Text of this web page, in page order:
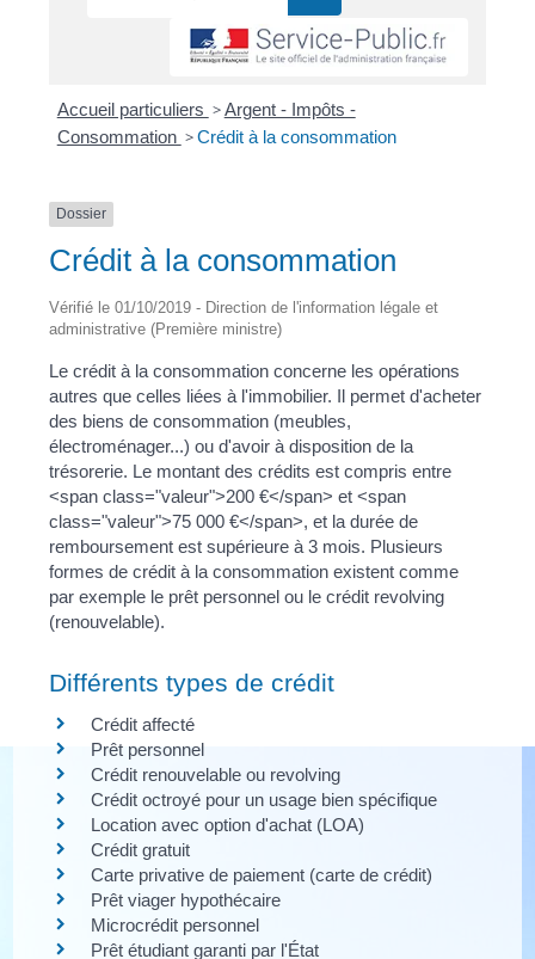
Accueil particuliers >Argent - Impôts -
Consommation >Crédit à la consommation
Dossier
Crédit à la consommation
Vérifié le 01/10/2019 - Direction de l'information légale et
administrative (Première ministre)
Le crédit à la consommation concerne les opérations
autres que celles liées à l'immobilier. Il permet d'acheter
des biens de consommation (meubles,
électroménager...) ou d'avoir à disposition de la
trésorerie. Le montant des crédits est compris entre
<span class="valeur">200 €</span> et <span
class="valeur">75 000 €</span>, et la durée de
remboursement est supérieure à 3 mois. Plusieurs
formes de crédit à la consommation existent comme
par exemple le prêt personnel ou le crédit revolving
(renouvelable).
Différents types de crédit
Crédit affecté
Prêt personnel
Crédit renouvelable ou revolving
Crédit octroyé pour un usage bien spécifique
Location avec option d'achat (LOA)
Crédit gratuit
Carte privative de paiement (carte de crédit)
Prêt viager hypothécaire
Microcrédit personnel
Prêt étudiant garanti par l'État